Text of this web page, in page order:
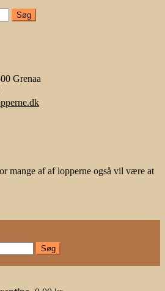
Grenaa
mange af af lopperne også vil være at
Søg